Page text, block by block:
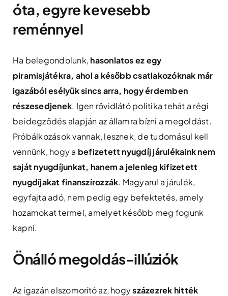
óta, egyre kevesebb
reménnyel
Ha belegondolunk, hasonlatos ez egy
piramisjátékra, ahol a később csatlakozóknak már
igazából esélyük sincs arra, hogy érdemben
részesedjenek. Igen rövidlátó politika tehát a régi
beidegződés alapján az államra bízni a megoldást.
Próbálkozások vannak, lesznek, de tudomásul kell
vennünk, hogy a befizetett nyugdíj járulékaink nem
saját nyugdíjunkat, hanem a jelenleg kifizetett
nyugdíjakat finanszírozzák. Magyarul a járulék,
egyfajta adó, nem pedig egy befektetés, amely
hozamokat termel, amelyet később meg fogunk
kapni.
Önálló megoldás-illúziók
Az igazán elszomorító az, hogyszázezrek hitték